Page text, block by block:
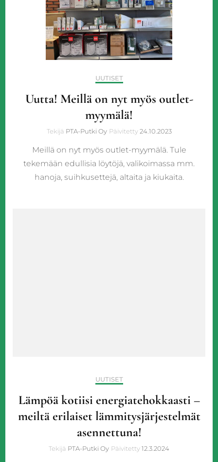
UUTISET
Uutta! Meillä on nyt myös outlet-
myymälä!
Tekijä PTA-Putki Oy Päivitetty24.10.2023
Meillä on nyt myös outlet-myymälä. Tule
tekemään edullisia löytöjä, valikoimassa mm.
hanoja, suihkusettejä, altaita ja kiukaita.
UUTISET
Lämpöä kotiisi energiatehokkaasti –
meiltä erilaiset lämmitysjärjestelmät
asennettuna!
Tekijä PTA-Putki Oy Päivitetty12.3.2024